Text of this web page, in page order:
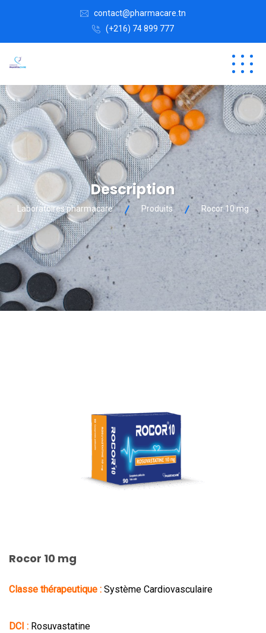
contact@pharmacare.tn
(+216) 74 899 777
Description
Laboratoires pharmacare Produits Rocor 10 mg
Rocor 10 mg
Classe thérapeutique : Système Cardiovasculaire
DCI : Rosuvastatine